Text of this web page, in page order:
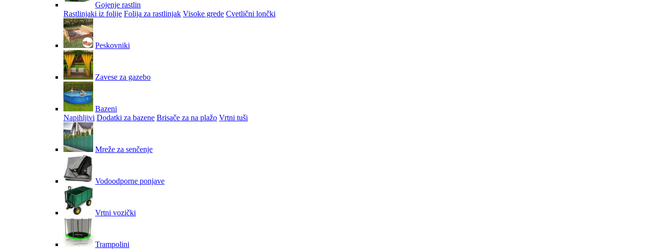
Gojenje rastlin
Rastlinjaki iz folije Folija za rastlinjak Visoke grede Cvetlični lončki
Peskovniki
Zavese za gazebo
Bazeni
Napihljivi Dodatki za bazene Brisače za na plažo Vrtni tuši
Mreže za senčenje
Vodoodporne ponjave
Vrtni vozički
Trampolini